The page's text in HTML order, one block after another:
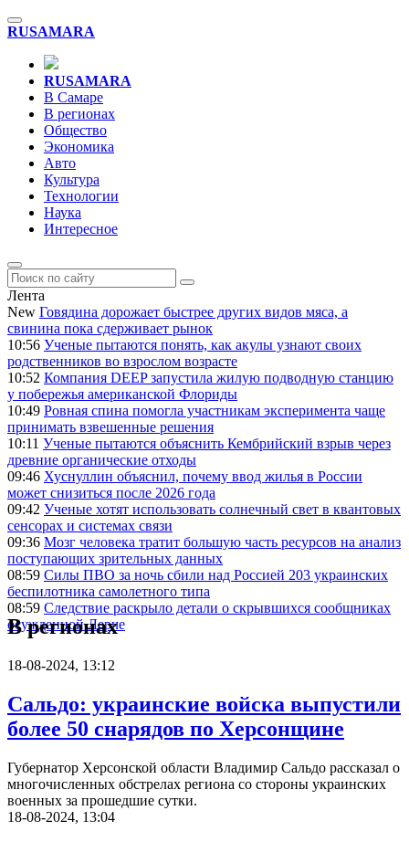
RUSAMARA
RUSAMARA
В Самаре
В регионах
Общество
Экономика
Авто
Культура
Технологии
Наука
Интересное
Лента
New Говядина дорожает быстрее других видов мяса, а
свинина пока сдерживает рынок
10:56 Ученые пытаются понять, как акулы узнают своих
родственников во взрослом возрасте
10:52 Компания DEEP запустила жилую подводную станцию
у побережья американской Флориды
10:49 Ровная спина помогла участникам эксперимента чаще
принимать взвешенные решения
10:11 Ученые пытаются объяснить Кембрийский взрыв через
древние органические отходы
09:46 Хуснуллин объяснил, почему ввод жилья в России
может снизиться после 2026 года
09:42 Ученые хотят использовать солнечный свет в квантовых
сенсорах и системах связи
09:36 Мозг человека тратит большую часть ресурсов на анализ
поступающих зрительных данных
08:59 Силы ПВО за ночь сбили над Россией 203 украинских
беспилотника самолетного типа
08:59 Следствие раскрыло детали о скрывшихся сообщниках
осужденной Лерче
В регионах
18-08-2024, 13:12
Сальдо: украинские войска выпустили
более 50 снарядов по Херсонщине
Губернатор Херсонской области Владимир Сальдо рассказал о
многочисленных обстрелах региона со стороны украинских
военных за прошедшие сутки.
18-08-2024, 13:04